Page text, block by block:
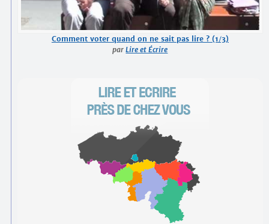
Comment voter quand on ne sait pas lire ? (1/3)
parLire et Écrire